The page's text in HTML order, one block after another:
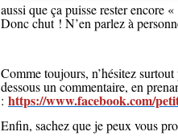
aussi que ça puisse rester encore
Donc chut ! N’en parlez à
Comme toujours, n’hésitez
dessous un commentaire, en
: https://www.facebook.com/
Enfin, sachez que je peux vous